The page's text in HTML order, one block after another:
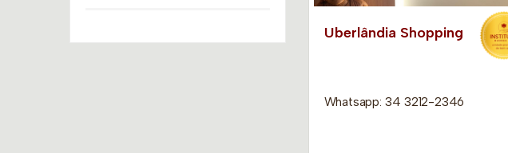
Uberlândia Shopping
Whatsapp: 34 3212-2346